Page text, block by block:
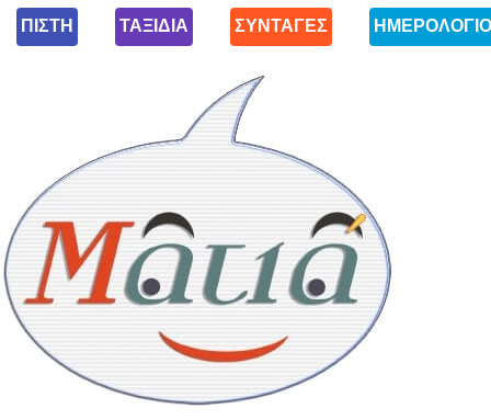
ΠΙΣΤΗ ΤΑΞΙΔΙΑ ΣΥΝΤΑΓΕΣ ΗΜΕΡΟΛΟΓΙΟ